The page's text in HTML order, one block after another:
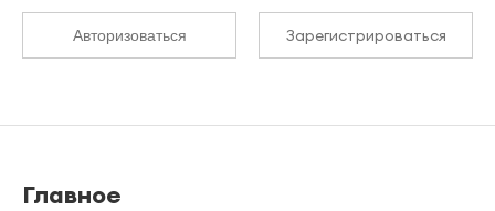
Авторизоваться Зарегистрироваться
Главное